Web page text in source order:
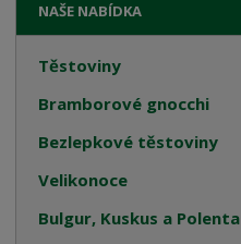
NAŠE NABÍDKA
Těstoviny
Bramborové gnocchi
Bezlepkové těstoviny
Velikonoce
Bulgur, Kuskus a Polenta